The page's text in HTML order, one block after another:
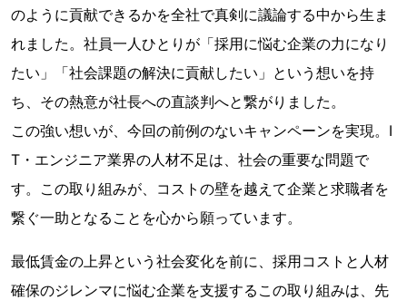
のように貢献できるかを全社で真剣に議論する中から生ま
れました。社員一人ひとりが「採用に悩む企業の力になり
たい」「社会課題の解決に貢献したい」という想いを持
ち、その熱意が社長への直談判へと繋がりました。
この強い想いが、今回の前例のないキャンペーンを実現。I
T・エンジニア業界の人材不足は、社会の重要な問題で
す。この取り組みが、コストの壁を越えて企業と求職者を
繋ぐ一助となることを心から願っています。
最低賃金の上昇という社会変化を前に、採用コストと人材
確保のジレンマに悩む企業を支援するこの取り組みは、先